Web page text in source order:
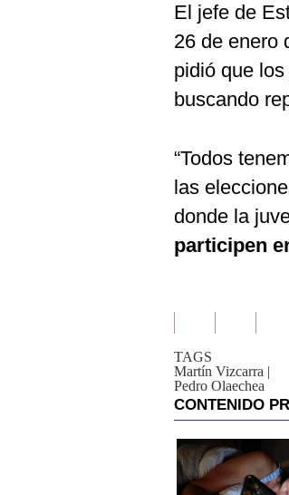
El jefe de
26 de enero
pidió que
buscando
“Todos
las
donde la
participen
TAGS
Martín Vizcarra |
Pedro Olaechea